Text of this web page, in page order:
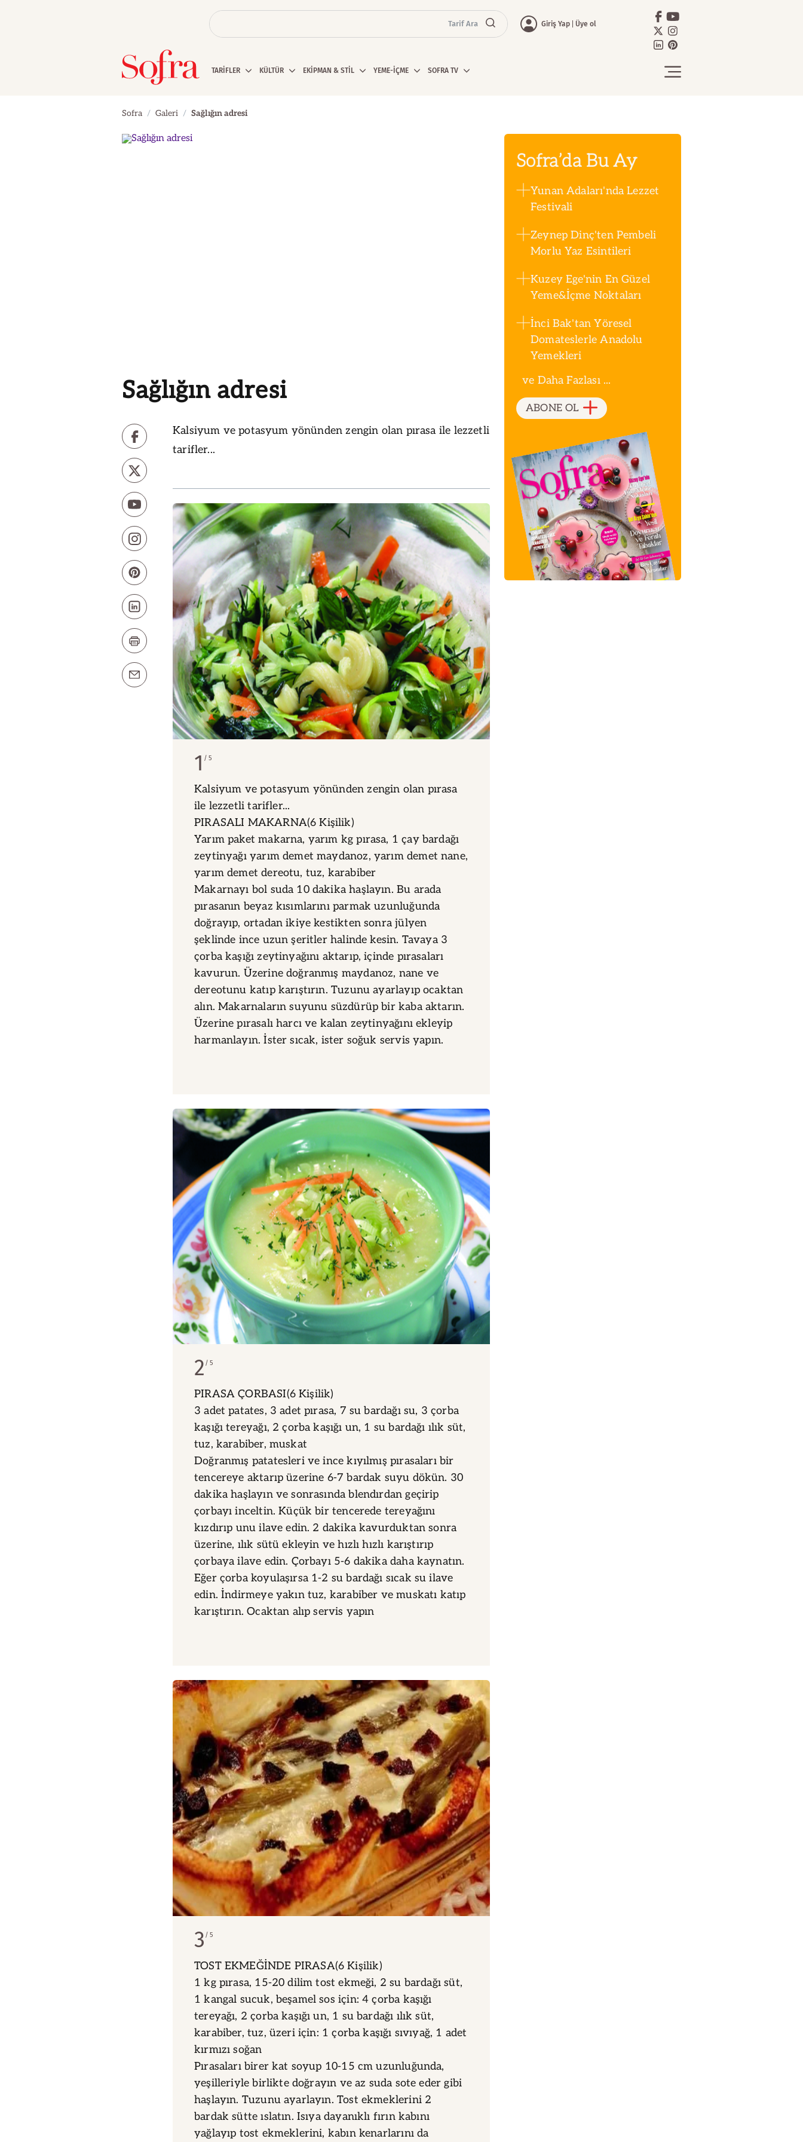
Tarif Ara Giriş Yap Üye ol
TARİFLER KÜLTÜR EKİPMAN & STİL YEME-İÇME SOFRA TV
Sofra Galeri Sağlığın adresi
Sağlığın adresi
Kalsiyum ve potasyum yönünden zengin olan pırasa ile lezzetli
tarifler...
1 5
Kalsiyum ve potasyum yönünden zengin olan pırasa
ile lezzetli tarifler...
PIRASALI MAKARNA(6 Kişilik)
Yarım paket makarna, yarım kg pırasa, 1 çay bardağı
zeytinyağı yarım demet maydanoz, yarım demet nane,
yarım demet dereotu, tuz, karabiber
Makarnayı bol suda 10 dakika haşlayın. Bu arada
pırasanın beyaz kısımlarını parmak uzunluğunda
doğrayıp, ortadan ikiye kestikten sonra jülyen
şeklinde ince uzun şeritler halinde kesin. Tavaya 3
çorba kaşığı zeytinyağını aktarıp, içinde pırasaları
kavurun. Üzerine doğranmış maydanoz, nane ve
dereotunu katıp karıştırın. Tuzunu ayarlayıp ocaktan
alın. Makarnaların suyunu süzdürüp bir kaba aktarın.
Üzerine pırasalı harcı ve kalan zeytinyağını ekleyip
harmanlayın. İster sıcak, ister soğuk servis yapın.
2 5
PIRASA ÇORBASI(6 Kişilik)
3 adet patates, 3 adet pırasa, 7 su bardağı su, 3 çorba
kaşığı tereyağı, 2 çorba kaşığı un, 1 su bardağı ılık süt,
tuz, karabiber, muskat
Doğranmış patatesleri ve ince kıyılmış pırasaları bir
tencereye aktarıp üzerine 6-7 bardak suyu dökün. 30
dakika haşlayın ve sonrasında blendırdan geçirip
çorbayı inceltin. Küçük bir tencerede tereyağını
kızdırıp unu ilave edin. 2 dakika kavurduktan sonra
üzerine, ılık sütü ekleyin ve hızlı hızlı karıştırıp
çorbaya ilave edin. Çorbayı 5-6 dakika daha kaynatın.
Eğer çorba koyulaşırsa 1-2 su bardağı sıcak su ilave
edin. İndirmeye yakın tuz, karabiber ve muskatı katıp
karıştırın. Ocaktan alıp servis yapın
3 5
TOST EKMEĞİNDE PIRASA(6 Kişilik)
1 kg pırasa, 15-20 dilim tost ekmeği, 2 su bardağı süt,
1 kangal sucuk, beşamel sos için: 4 çorba kaşığı
tereyağı, 2 çorba kaşığı un, 1 su bardağı ılık süt,
karabiber, tuz, üzeri için: 1 çorba kaşığı sıvıyağ, 1 adet
kırmızı soğan
Pırasaları birer kat soyup 10-15 cm uzunluğunda,
yeşilleriyle birlikte doğrayın ve az suda sote eder gibi
haşlayın. Tuzunu ayarlayın. Tost ekmeklerini 2
bardak sütte ıslatın. Isıya dayanıklı fırın kabını
yağlayıp tost ekmeklerini, kabın kenarlarını da
Sofra’da Bu Ay
Yunan Adaları'nda Lezzet
Festivali
Zeynep Dinç'ten Pembeli
Morlu Yaz Esintileri
Kuzey Ege'nin En Güzel
Yeme&İçme Noktaları
İnci Bak'tan Yöresel
Domateslerle Anadolu
Yemekleri
ve Daha Fazlası ...
ABONE OL